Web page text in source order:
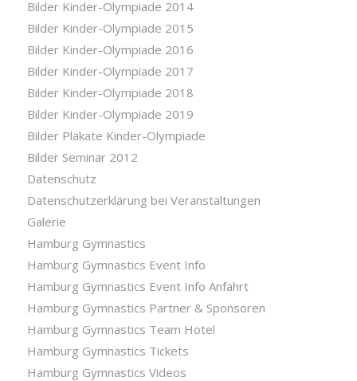
Bilder Kinder-Olympiade 2014
Bilder Kinder-Olympiade 2015
Bilder Kinder-Olympiade 2016
Bilder Kinder-Olympiade 2017
Bilder Kinder-Olympiade 2018
Bilder Kinder-Olympiade 2019
Bilder Plakate Kinder-Olympiade
Bilder Seminar 2012
Datenschutz
Datenschutzerklärung bei Veranstaltungen
Galerie
Hamburg Gymnastics
Hamburg Gymnastics Event Info
Hamburg Gymnastics Event Info Anfahrt
Hamburg Gymnastics Partner & Sponsoren
Hamburg Gymnastics Team Hotel
Hamburg Gymnastics Tickets
Hamburg Gymnastics Videos